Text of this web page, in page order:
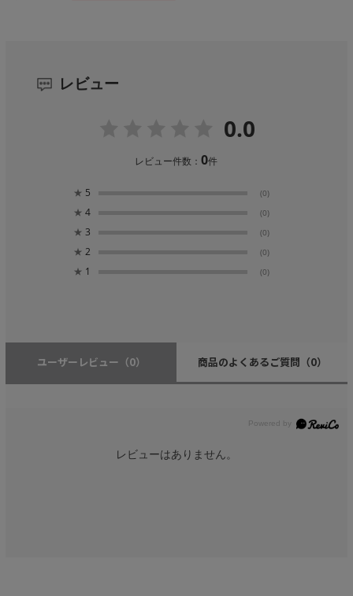
レビュー
0.0
レビュー件数：0件
★ 5 (0)
★ 4 (0)
★ 3 (0)
★ 2 (0)
★ 1 (0)
ユーザーレビュー （0） 商品のよくあるご質問 （0）
レビューはありません。